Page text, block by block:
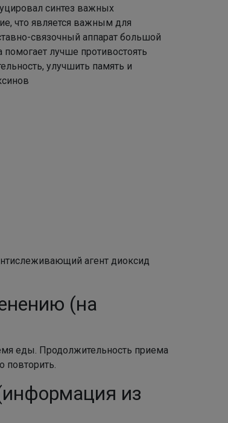
синтез важных
что является важным для
связочный аппарат большой
помогает лучше противостоять
улучшить память и
агент диоксид
(на
еды. Продолжительность приема
из
Angelevich
с изюминкой - школьные туфли